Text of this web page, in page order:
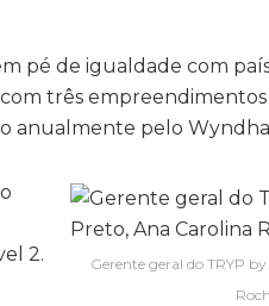
pé de igualdade com
três
anualmente pelo
Gerente geral do TRYP
2.